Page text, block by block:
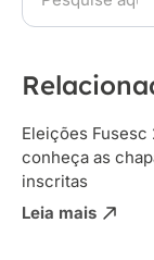
Eleições Fusesc
conheça as
inscritas
Leia mais